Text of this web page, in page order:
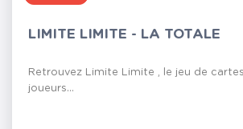
LIMITE LIMITE - LA TOTALE
Retrouvez Limite Limite , le jeu de
joueurs...